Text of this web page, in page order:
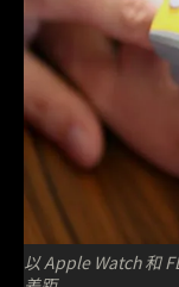
以 Apple Watch 和